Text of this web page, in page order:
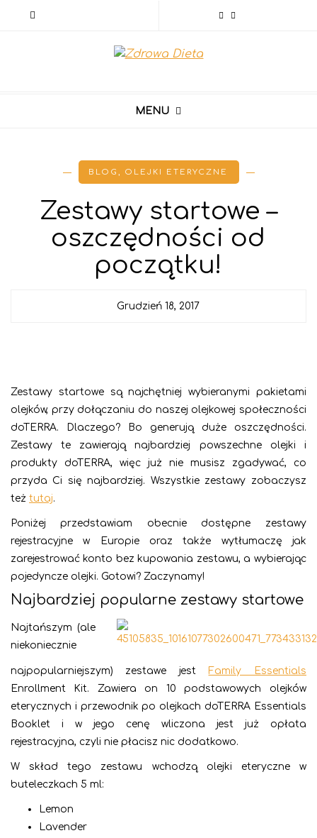
MENU
BLOG, OLEJKI ETERYCZNE
Zestawy startowe –
oszczędności od
początku!
Grudzień 18, 2017
Zestawy startowe są najchętniej wybieranymi pakietami
olejków, przy dołączaniu do naszej olejkowej społeczności
doTERRA. Dlaczego? Bo generują duże oszczędności.
Zestawy te zawierają najbardziej powszechne olejki i
produkty doTERRA, więc już nie musisz zgadywać, co
przyda Ci się najbardziej. Wszystkie zestawy zobaczysz
też tutaj.
Poniżej przedstawiam obecnie dostępne zestawy
rejestracyjne w Europie oraz także wytłumaczę jak
zarejestrować konto bez kupowania zestawu, a wybierając
pojedyncze olejki. Gotowi? Zaczynamy!
Najbardziej popularne zestawy startowe
Najtańszym (ale
niekoniecznie
najpopularniejszym) zestawe jest Family Essentials
Enrollment Kit. Zawiera on 10 podstawowych olejków
eterycznych i przewodnik po olejkach doTERRA Essentials
Booklet i w jego cenę wliczona jest już opłata
rejestracyjna, czyli nie płacisz nic dodatkowo.
W skład tego zestawu wchodzą olejki eteryczne w
buteleczkach 5 ml:
Lemon
Lavender